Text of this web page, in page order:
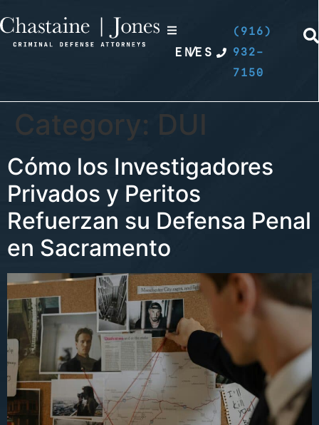
EN
/ES
(916)
932-
7150
Category: DUI
Cómo los Investigadores
Privados y Peritos
Refuerzan su Defensa Penal
en Sacramento